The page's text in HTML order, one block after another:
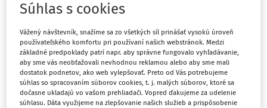
Zatiaľ ste si prečítali len začiatok...
Súhlas s cookies
Vážený návštevník, snažíme sa zo všetkých síl prinášať vysokú úroveň
používateľského komfortu pri používaní našich webstránok. Medzi
základné predpoklady patrí napr. aby správne fungovalo vyhľadávanie,
aby sme vás neobťažovali nevhodnou reklamou alebo aby sme mali
dostatok podnetov, ako web vylepšovať. Preto od Vás potrebujeme
súhlas so spracovaním súborov cookies, t. j. malých súborov, ktoré sa
dočasne ukladajú vo vašom prehliadači. Vopred ďakujeme za udelenie
súhlasu. Dáta využijeme na zlepšovanie našich služieb a prispôsobenie